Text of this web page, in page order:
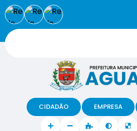
CIDADÃO EMPRESA